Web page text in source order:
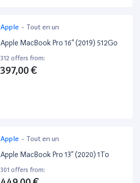
Apple - Tout en un
Apple MacBook Pro 16” (2019) 512Go
312 offers from:
397,00 €
Apple - Tout en un
Apple MacBook Pro 13” (2020) 1To
301 offers from: